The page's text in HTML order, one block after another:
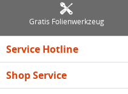
Gratis Folienwerkzeug
Service Hotline
Shop Service